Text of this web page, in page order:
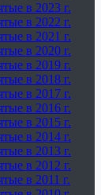
в 2023 г.
в 2022 г.
в 2021 г.
в 2020 г.
в 2019 г.
в 2018 г.
в 2017 г.
в 2016 г.
в 2015 г.
в 2014 г.
в 2013 г.
в 2012 г.
в 2011 г.